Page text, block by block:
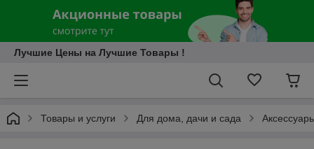
Лучшие Цены на Лучшие Товары !
Товары и услуги Для дома, дачи и сада